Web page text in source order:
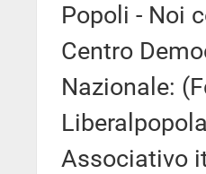
Popoli - Noi
Centro
Nazionale:
Associativo